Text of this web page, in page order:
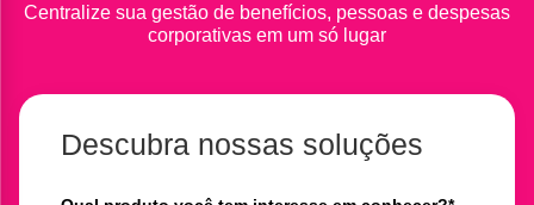
Centralize sua gestão de benefícios, pessoas e despesas
corporativas em um só lugar
Descubra nossas soluções